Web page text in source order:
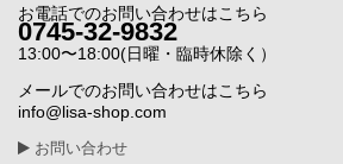
お電話でのお問い合わせはこちら
0745-32-9832
13:00〜18:00(日曜・臨時休除く）
メールでのお問い合わせはこちら
info@lisa-shop.com
お問い合わせ